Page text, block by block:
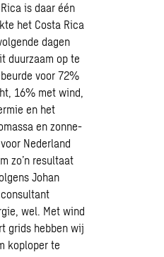
is daar één
het Costa Rica
dagen
duurzaam op te
voor 72%
16% met wind,
en het
en zonne-
Nederland
zo’n resultaat
Johan
wel. Met wind
grids hebben wij
koploper te